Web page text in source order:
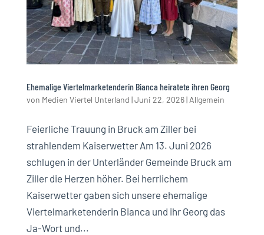
Ehemalige Viertelmarketenderin Bianca heiratete ihren Georg
von Medien Viertel Unterland |Juni 22, 2026| Allgemein
Feierliche Trauung in Bruck am Ziller bei
strahlendem Kaiserwetter Am 13. Juni 2026
schlugen in der Unterländer Gemeinde Bruck am
Ziller die Herzen höher. Bei herrlichem
Kaiserwetter gaben sich unsere ehemalige
Viertelmarketenderin Bianca und ihr Georg das
Ja-Wort und...